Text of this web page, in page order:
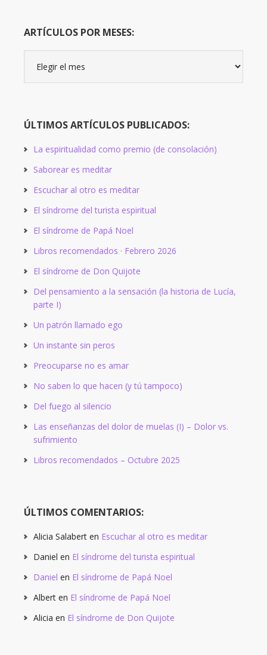
ARTÍCULOS POR MESES:
meses:
ÚLTIMOS ARTÍCULOS PUBLICADOS:
La espiritualidad como premio (de consolación)
Saborear es meditar
Escuchar al otro es meditar
El síndrome del turista espiritual
El síndrome de Papá Noel
Libros recomendados · Febrero 2026
El síndrome de Don Quijote
Del pensamiento a la sensación (la historia de Lucía,
parte I)
Un patrón llamado ego
Un instante sin peros
Preocuparse no es amar
No saben lo que hacen (y tú tampoco)
Del fuego al silencio
Las enseñanzas del dolor de muelas (I) – Dolor vs.
sufrimiento
Libros recomendados – Octubre 2025
ÚLTIMOS COMENTARIOS:
Alicia Salabert en Escuchar al otro es meditar
Daniel en El síndrome del turista espiritual
Daniel en El síndrome de Papá Noel
Albert en El síndrome de Papá Noel
Alicia en El síndrome de Don Quijote